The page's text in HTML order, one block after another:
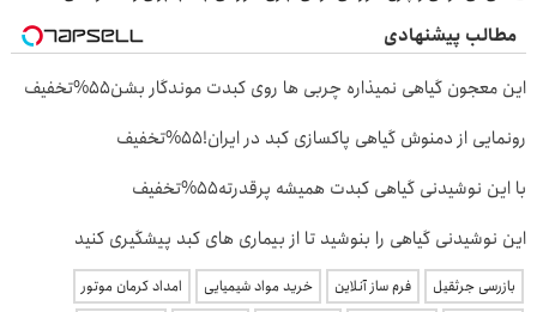
مطالب پیشنهادی
این معجون گیاهی نمیذاره چربی ها روی کبدت موندگار بشن55%تخفیف
رونمایی از دمنوش گیاهی پاکسازی کبد در ایران!55%تخفیف
با این نوشیدنی گیاهی کبدت همیشه پرقدرته55%تخفیف
این نوشیدنی گیاهی را بنوشید تا از بیماری های کبد پیشگیری کنید
بازرسی جرثقیل فرم ساز آنلاین خرید مواد شیمیایی
امداد کرمان موتور